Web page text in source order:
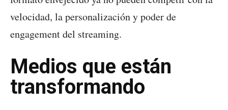
velocidad, la personalización y poder de
engagement del streaming.
Medios que están
transformando